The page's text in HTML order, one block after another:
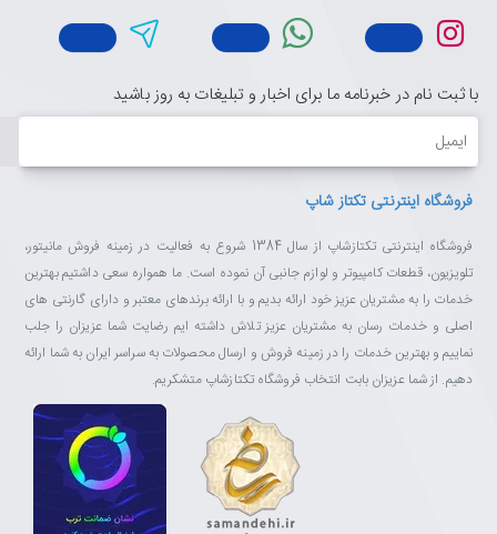
با ثبت نام در خبرنامه ما برای اخبار و تبلیغات به روز باشید
ایمیل
فروشگاه اینترنتی تکتاز شاپ
فروشگاه اینترنتی تکتازشاپ از سال 1384 شروع به فعالیت در زمینه فروش مانیتور،
تلویزیون، قطعات کامپیوتر و لوازم جانبی آن نموده است. ما همواره سعی داشتیم بهترین
خدمات را به مشتریان عزیز خود ارائه بدیم و با ارائه برندهای معتبر و دارای گارنتی های
اصلی و خدمات رسان به مشتریان عزیز تلاش داشته ایم رضایت شما عزیزان را جلب
نماییم و بهترین خدمات را در زمینه فروش و ارسال محصولات به سراسر ایران به شما ارائه
دهیم. از شما عزیزان بابت انتخاب فروشگاه تکتازشاپ متشکریم.